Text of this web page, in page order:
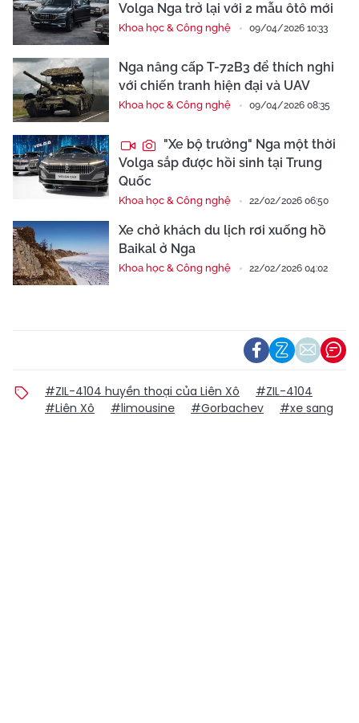
Volga Nga trở lại với 2 mẫu ôtô mới
Khoa học & Công nghệ 09/04/2026 10:33
Nga nâng cấp T-72B3 để thích nghi
với chiến tranh hiện đại và UAV
Khoa học & Công nghệ 09/04/2026 08:35
"Xe bộ trưởng" Nga một thời
Volga sắp được hồi sinh tại Trung
Quốc
Khoa học & Công nghệ 22/02/2026 06:50
Xe chở khách du lịch rơi xuống hồ
Baikal ở Nga
Khoa học & Công nghệ 22/02/2026 04:02
#ZIL-4104 huyền thoại của Liên Xô
#ZIL-4104
#Liên Xô
#limousine #Gorbachev #xe sang